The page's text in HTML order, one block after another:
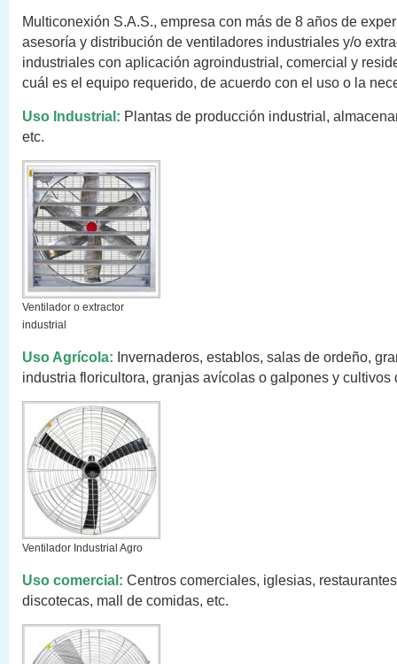
Multiconexión S.A.S., empresa con más de 8 años de
asesoría y distribución de ventiladores industriales y/o
industriales con aplicación agroindustrial, comercial y
cuál es el equipo requerido, de acuerdo con el uso o la
Uso Industrial: Plantas de producción industrial,
etc.
Ventilador o extractor
industrial
Uso Agrícola: Invernaderos, establos, salas de ordeño,
industria floricultora, granjas avícolas o galpones y cultivos
Ventilador Industrial Agro
Uso comercial: Centros comerciales, iglesias,
discotecas, mall de comidas, etc.